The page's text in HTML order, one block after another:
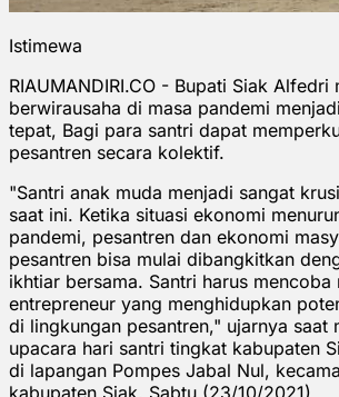
Istimewa
RIAUMANDIRI.CO - Bupati Siak Alfedri
berwirausaha di masa pandemi
tepat, Bagi para santri dapat
pesantren secara kolektif.
"Santri anak muda menjadi sangat
saat ini. Ketika situasi ekonomi
pandemi, pesantren dan ekonomi
pesantren bisa mulai dibangkitkan
ikhtiar bersama. Santri harus mencoba
entrepreneur yang menghidupkan
di lingkungan pesantren," ujarnya saat
upacara hari santri tingkat kabupaten
di lapangan Pompes Jabal Nul,
kabupaten Siak, Sabtu (23/10/2021)